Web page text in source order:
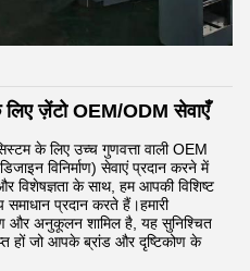
लिए ज़ेंटो OEM/ODM सेवाएँ
के लिए उच्च गुणवत्ता वाली OEM
विनिर्माण) सेवाएं प्रदान करने में
विशेषज्ञता के साथ, हम आपकी विशिष्ट
प्रदान करते हैं।हमारी
और अनुकूलन शामिल है, यह सुनिश्चित
हों जो आपके ब्रांड और दृष्टिकोण के